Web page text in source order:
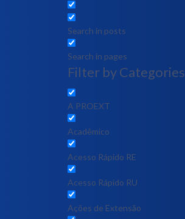
Search in posts
Search in pages
Filter by Categories
A PROEXT
Acadêmico
Acesso Rápido RE
Acesso Rápido RU
Ações de Extensão